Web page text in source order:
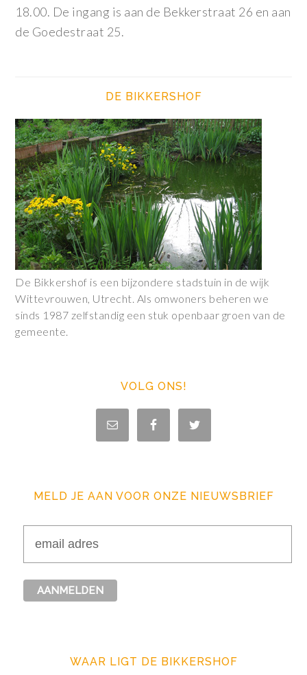
18.00. De ingang is aan de Bekkerstraat 26 en aan
de Goedestraat 25.
DE BIKKERSHOF
De Bikkershof is een bijzondere stadstuin in de wijk
Wittevrouwen, Utrecht. Als omwoners beheren we
sinds 1987 zelfstandig een stuk openbaar groen van de
gemeente.
VOLG ONS!
MELD JE AAN VOOR ONZE NIEUWSBRIEF
WAAR LIGT DE BIKKERSHOF